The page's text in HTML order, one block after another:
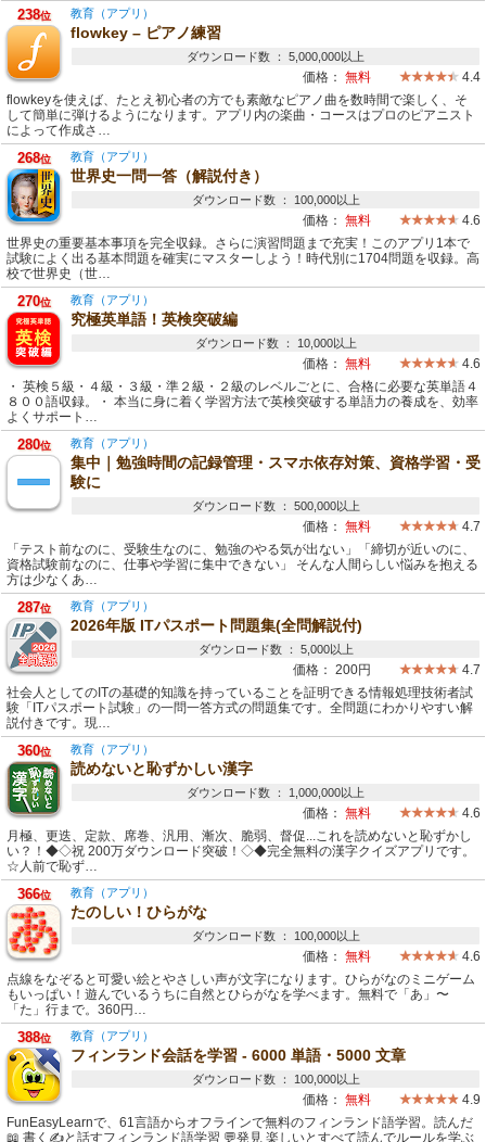
238位 教育（アプリ）
flowkey – ピアノ練習
ダウンロード数 ： 5,000,000以上
価格： 無料
4.4
flowkeyを使えば、たとえ初心者の方でも素敵なピアノ曲を数時間で楽しく、そ
して簡単に弾けるようになります。アプリ内の楽曲・コースはプロのピアニスト
によって作成さ…
268位 教育（アプリ）
世界史一問一答（解説付き）
ダウンロード数 ： 100,000以上
価格： 無料
4.6
世界史の重要基本事項を完全収録。さらに演習問題まで充実！このアプリ1本で
試験によく出る基本問題を確実にマスターしよう！時代別に1704問題を収録。高
校で世界史（世…
270位 教育（アプリ）
究極英単語！英検突破編
ダウンロード数 ： 10,000以上
価格： 無料
4.6
・ 英検５級・４級・３級・準２級・２級のレベルごとに、合格に必要な英単語４
８００語収録。・ 本当に身に着く学習方法で英検突破する単語力の養成を、効率
よくサポート…
280位 教育（アプリ）
集中｜勉強時間の記録管理・スマホ依存対策、資格学習・受
験に
ダウンロード数 ： 500,000以上
価格： 無料
4.7
「テスト前なのに、受験生なのに、勉強のやる気が出ない」「締切が近いのに、
資格試験前なのに、仕事や学習に集中できない」 そんな人間らしい悩みを抱える
方は少なくあ…
287位 教育（アプリ）
2026年版 ITパスポート問題集(全問解説付)
ダウンロード数 ： 5,000以上
価格： 200円
4.7
社会人としてのITの基礎的知識を持っていることを証明できる情報処理技術者試
験「ITパスポート試験」の一問一答方式の問題集です。全問題にわかりやすい解
説付きです。現…
360位 教育（アプリ）
読めないと恥ずかしい漢字
ダウンロード数 ： 1,000,000以上
価格： 無料
4.6
月極、更迭、定款、席巻、汎用、漸次、脆弱、督促...これを読めないと恥ずかし
い？！◆◇祝 200万ダウンロード突破！◇◆完全無料の漢字クイズアプリです。
☆人前で恥ず…
366位 教育（アプリ）
たのしい！ひらがな
ダウンロード数 ： 100,000以上
価格： 無料
4.6
点線をなぞると可愛い絵とやさしい声が文字になります。ひらがなのミニゲーム
もいっぱい！遊んでいるうちに自然とひらがなを学べます。無料で「あ」〜
「た」行まで。360円…
388位 教育（アプリ）
フィンランド会話を学習 - 6000 単語・5000 文章
ダウンロード数 ： 100,000以上
価格： 無料
4.9
FunEasyLearnで、61言語からオフラインで無料のフィンランド語学習。読んだ
📖 書く✍と話すフィンランド語学習 💬発見 楽しいとすべて読んでルールを学ぶ